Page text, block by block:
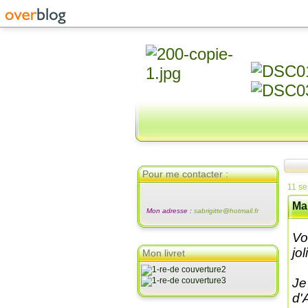
Pour me contacter :
Mon adresse : sabrigitte@hotmail.fr
Mon livret
11